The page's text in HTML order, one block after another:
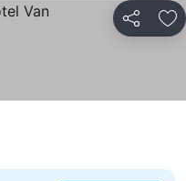
Partilhar